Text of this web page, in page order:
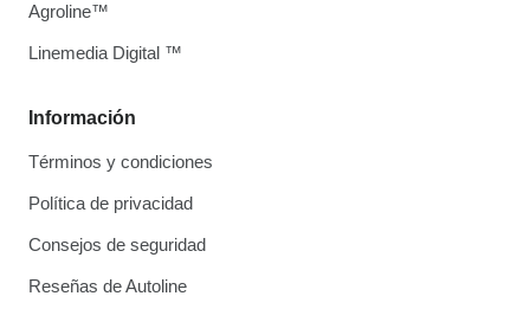
Información
Términos y condiciones
Política de privacidad
Consejos de seguridad
Reseñas de Autoline
Agroline™
Linemedia Digital ™